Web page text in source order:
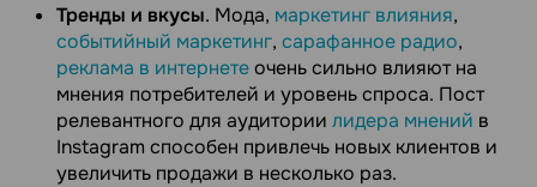
Тренды и вкусы. Мода, маркетинг влияния,
событийный маркетинг, сарафанное радио,
реклама в интернетеочень сильно влияют на
мнения потребителей и уровень спроса. Пост
релевантного для аудитории лидера мнений в
Instagram способен привлечь новых клиентов и
увеличить продажи в несколько раз.